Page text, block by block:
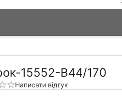
15552-В44/170
Написати відгук